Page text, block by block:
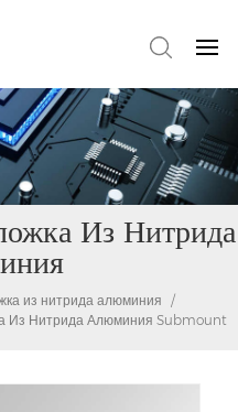
Из Нитрида
из нитрида алюминия
/
Из Нитрида Алюминия Submount